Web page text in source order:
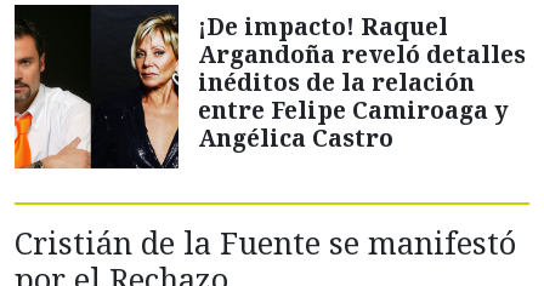
¡De impacto! Raquel
Argandoña reveló detalles
inéditos de la relación
entre Felipe Camiroaga y
Angélica Castro
Cristián de la Fuente se manifestó